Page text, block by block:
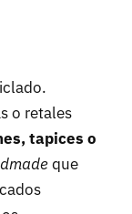
o retales
tapices o
que